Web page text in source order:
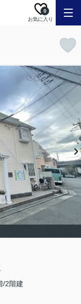
お気に入り
0
/2階建